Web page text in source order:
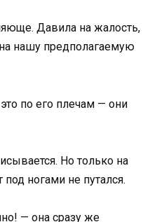
Давила на жалость,
нашу предполагаемую
по его плечам — они
Но только на
ногами не путался.
— она сразу же